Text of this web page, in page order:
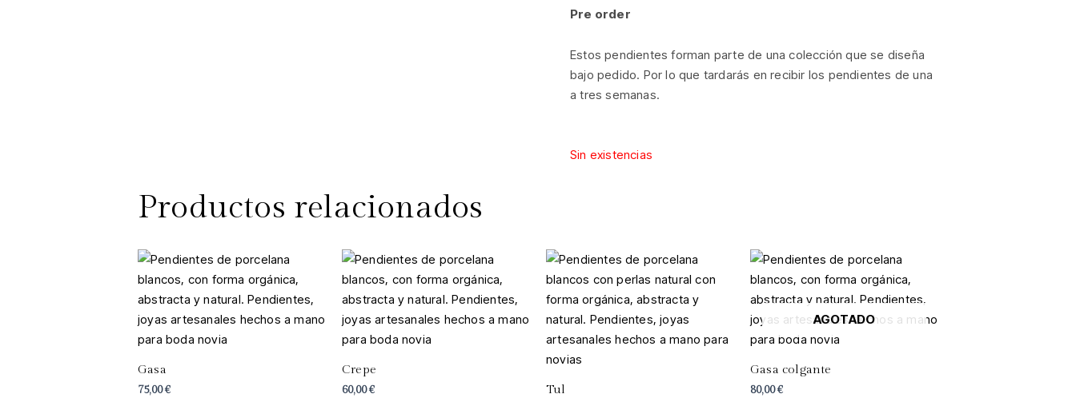
Pre order
Estos pendientes forman parte de una colección que se diseña
bajo pedido. Por lo que tardarás en recibir los pendientes de una
a tres semanas.
Sin existencias
Productos relacionados
Gasa
75,00€
Crepe
60,00€ Tul
AGOTADO
Gasa colgante
80,00€